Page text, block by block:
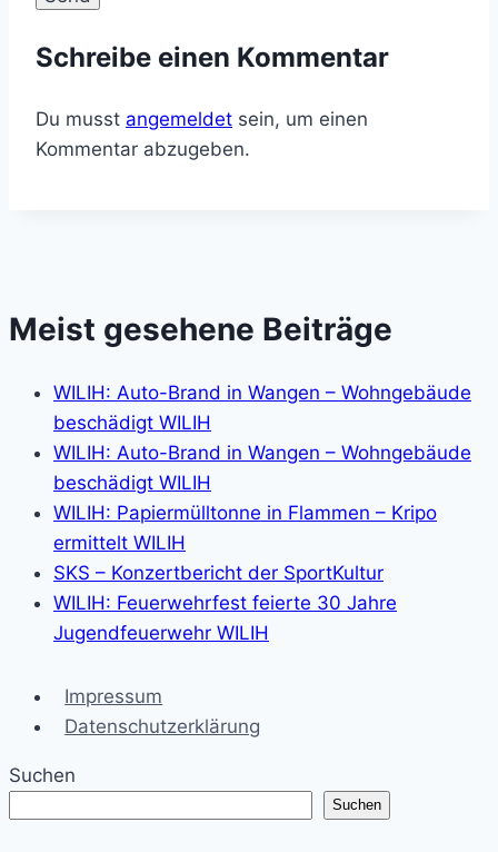
Schreibe einen Kommentar
Du musst angemeldet sein, um einen
Kommentar abzugeben.
Meist gesehene Beiträge
WILIH: Auto-Brand in Wangen – Wohngebäude
beschädigt WILIH
WILIH: Auto-Brand in Wangen – Wohngebäude
beschädigt WILIH
WILIH: Papiermülltonne in Flammen – Kripo
ermittelt WILIH
SKS – Konzertbericht der SportKultur
WILIH: Feuerwehrfest feierte 30 Jahre
Jugendfeuerwehr WILIH
Impressum
Datenschutzerklärung
Suchen
Suchen